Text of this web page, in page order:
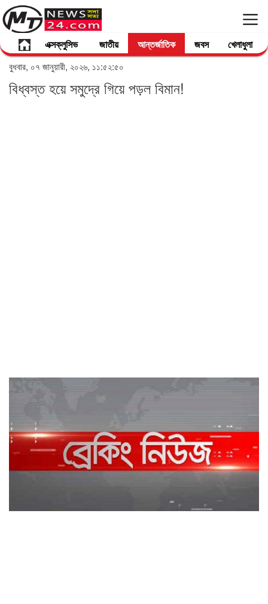
এক্সক্লুসিভ জাতীয় আন্তর্জাতিক জবস খেলাধুলা
বুধবার, ০৭ জানুয়ারী, ২০২৬, ১১:৫২:৫০
বিধ্বস্ত হয়ে সমুদ্রে গিয়ে পড়ল বিমান!